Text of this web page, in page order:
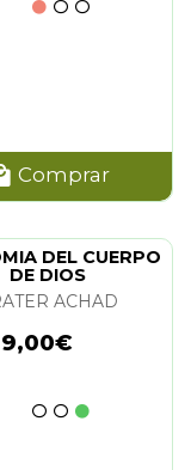
Comprar
DEL CUERPO
DE DIOS
ACHAD
9,00€